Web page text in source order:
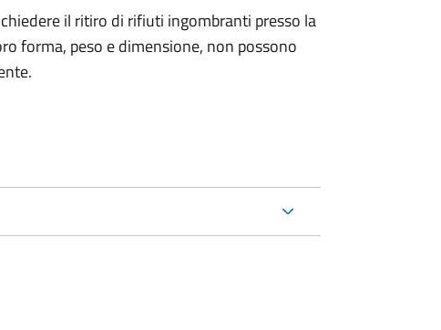
il ritiro di rifiuti ingombranti presso la
forma, peso e dimensione, non possono